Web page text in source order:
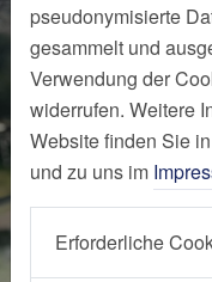
pseudonymisierte
gesammelt und
Verwendung der
widerrufen. Weitere
Website finden Sie
und zu uns im
Erforderliche